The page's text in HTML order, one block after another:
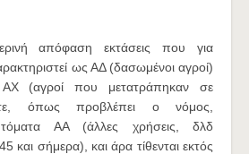
απόφαση εκτάσεις που για
ως ΑΔ (δασωμένοι αγροί)
(αγροί που μετατράπηκαν σε
όπως προβλέπει ο νόμος,
ΑΑ (άλλες χρήσεις, δλδ
και σήμερα), και άρα τίθενται εκτός